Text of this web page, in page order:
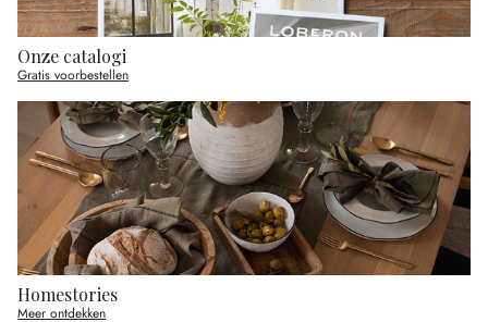
Onze catalogi
Gratis voorbestellen
Homestories
Meer ontdekken